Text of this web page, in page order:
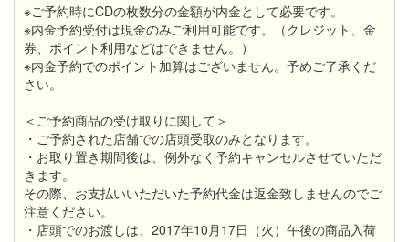
※ご予約時にCDの枚数分の金額が内金として必要です。
※内金予約受付は現金のみご利用可能です。（クレジット、金
券、ポイント利用などはできません。）
※内金予約でのポイント加算はございません。予めご了承くだ
さい。
＜ご予約商品の受け取りに関して＞
・ご予約された店舗での店頭受取のみとなります。
・お取り置き期間後は、例外なく予約キャンセルさせていただ
きます。
その際、お支払いいただいた予約代金は返金致しませんのでご
注意ください。
・店頭でのお渡しは、2017年10月17日（火）午後の商品入荷